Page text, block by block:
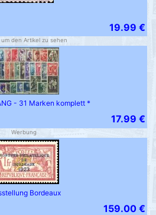
19.99 €
um den Artikel zu sehen
- 31 Marken komplett *
17.99 €
Werbung
Bordeaux
159.00 €